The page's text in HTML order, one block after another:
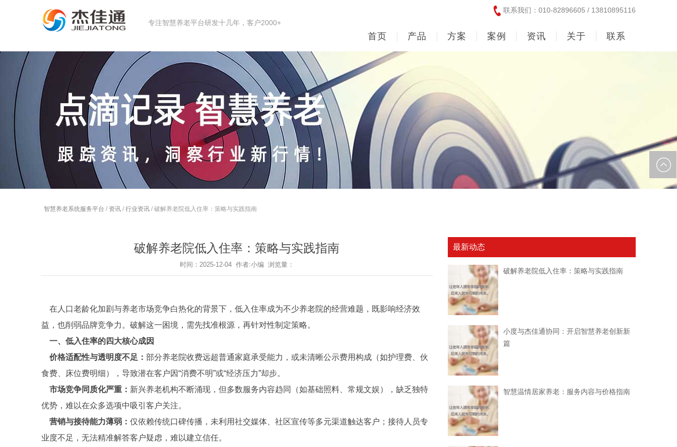
专注智慧养老平台研发十几年，客户2000+
联系我们：010-82896605 / 13810895116
首页 产品 方案 案例 资讯 关于 联系
智慧养老系统服务平台 / 资讯 / 行业资讯 / 破解养老院低入住率：策略与实践指南
破解养老院低入住率：策略与实践指南
时间：2025-12-04 作者:小编 浏览量：
在人口老龄化加剧与养老市场竞争白热化的背景下，低入住率成为不少养老院的经营难题，既影响经济效
益，也削弱品牌竞争力。破解这一困境，需先找准根源，再针对性制定策略。
一、低入住率的四大核心成因
价格适配性与透明度不足： 部分养老院收费远超普通家庭承受能力，或未清晰公示费用构成（如护理费、伙
食费、床位费明细），导致潜在客户因“消费不明”或“经济压力”却步。
市场竞争同质化严重： 新兴养老机构不断涌现，但多数服务内容趋同（如基础照料、常规文娱），缺乏独特
优势，难以在众多选项中吸引客户关注。
营销与接待能力薄弱： 仅依赖传统口碑传播，未利用社交媒体、社区宣传等多元渠道触达客户；接待人员专
业度不足，无法精准解答客户疑虑，难以建立信任。
最新动态
破解养老院低入住率：策略与实践指南
小度与杰佳通协同：开启智慧养老创新新
篇
智慧温情居家养老：服务内容与价格指南